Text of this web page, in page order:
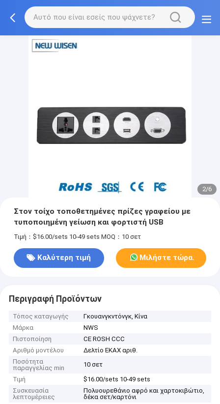
2/6
Στον τοίχο τοποθετημένες πρίζες γραφείου με
τυποποιημένη γείωση και φορτιστή USB
Τιμή：$16.00/sets 10-49 sets MOQ：10 σετ
Καλύτερη τιμή Μιλήστε τώρα.
Περιγραφή Προϊόντων
Τόπος καταγωγής
Γκουανγκντόνγκ, Κίνα
Μάρκα
NWS
Πιστοποίηση
CE ROSH CCC
Αριθμό μοντέλου
Δελτίο ΕΚΑΧ αριθ.
Ποσότητα
παραγγελίας min
10 σετ
Τιμή
$16.00/sets 10-49 sets
Συσκευασία
λεπτομέρειες
Πολυουρεθάνιο αφρό και χαρτοκιβώτιο,
δέκα σετ/καρτόνι